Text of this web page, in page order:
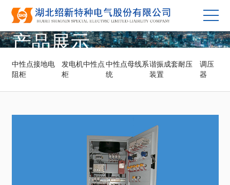
产品展示
中性点接地电
阻柜
发电机中性点
柜
中性点母线系
统
谐振成套耐压
装置
调压
器